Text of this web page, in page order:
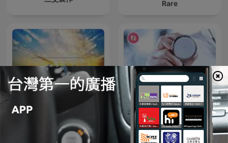
Rare
心靈的春天 名醫 On Call